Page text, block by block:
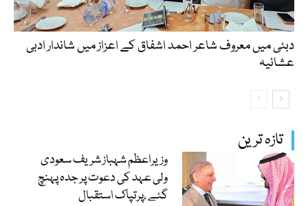
تازہ ترین
وزیراعظم شہباز شریف سعودی
ولی عہد کی دعوت پر جدہ پہنچ
گئے ،پرتپاک استقبال
دبئی میں معروف شاعر احمد اشفاق کے اعزاز میں شاندار ادبی
عشائیہ